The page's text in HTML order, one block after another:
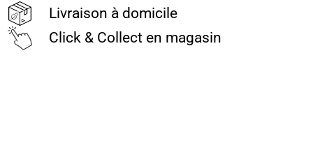
Livraison à domicile
Click & Collect en magasin